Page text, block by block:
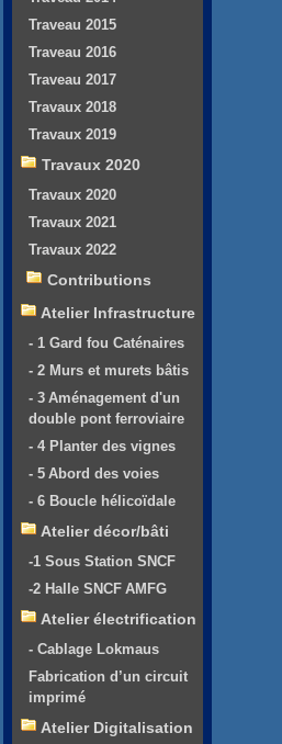
Traveau 2015
Traveau 2016
Traveau 2017
Travaux 2018
Travaux 2019
Travaux 2020
Travaux 2020
Travaux 2021
Travaux 2022
Contributions
Atelier Infrastructure
- 1 Gard fou Caténaires
- 2 Murs et murets bâtis
- 3 Aménagement d'un
double pont ferroviaire
- 4 Planter des vignes
- 5 Abord des voies
- 6 Boucle hélicoïdale
Atelier décor/bâti
-1 Sous Station SNCF
-2 Halle SNCF AMFG
Atelier électrification
- Cablage Lokmaus
Fabrication d’un circuit
imprimé
Atelier Digitalisation